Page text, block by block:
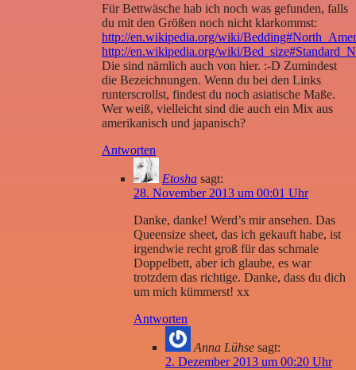
Für Bettwäsche hab ich noch was gefunden, falls
du mit den Größen noch nicht klarkommst:
http://en.wikipedia.org/wiki/
http://en.wikipedia.org/wiki/
Die sind nämlich auch von hier. :-D Zumindest
die Bezeichnungen. Wenn du bei den Links
runterscrollst, findest du noch asiatische Maße.
Wer weiß, vielleicht sind die auch ein Mix aus
amerikanisch und japanisch?
Antworten
Etosha sagt:
28. November 2013 um 00:01 Uhr
Danke, danke! Werd’s mir ansehen. Das
Queensize sheet, das ich gekauft habe, ist
irgendwie recht groß für das schmale
Doppelbett, aber ich glaube, es war
trotzdem das richtige. Danke, dass du dich
um mich kümmerst! xx
Antworten
Anna Lühse sagt:
2. Dezember 2013 um 00:20 Uhr